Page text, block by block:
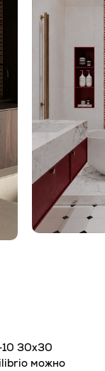
10 30x30
можно